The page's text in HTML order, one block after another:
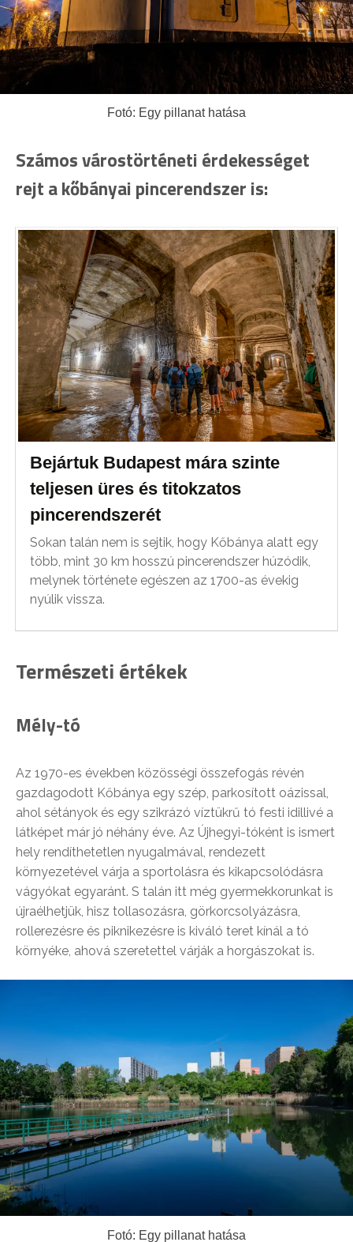
Fotó: Egy pillanat hatása
Számos várostörténeti érdekességet
rejt a kőbányai pincerendszer is:
Bejártuk Budapest mára szinte
teljesen üres és titokzatos
pincerendszerét
Sokan talán nem is sejtik, hogy Kőbánya alatt egy
több, mint 30 km hosszú pincerendszer húzódik,
melynek története egészen az 1700-as évekig
nyúlik vissza.
Természeti értékek
Mély-tó
Az 1970-es években közösségi összefogás révén
gazdagodott Kőbánya egy szép, parkosított oázissal,
ahol sétányok és egy szikrázó víztükrű tó festi idillivé a
látképet már jó néhány éve. Az Újhegyi-tóként is ismert
hely rendíthetetlen nyugalmával, rendezett
környezetével várja a sportolásra és kikapcsolódásra
vágyókat egyaránt. S talán itt még gyermekkorunkat is
újraélhetjük, hisz tollasozásra, görkorcsolyázásra,
rollerezésre és piknikezésre is kiváló teret kínál a tó
környéke, ahová szeretettel várják a horgászokat is.
Fotó: Egy pillanat hatása